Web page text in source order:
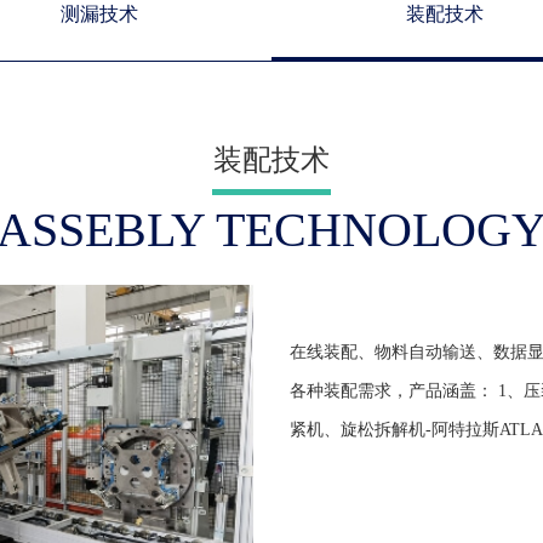
测漏技术 装配技术
装配技术
在线装配、物料自动输送、数据
各种装配需求，产品涵盖： 1、
紧机、旋松拆解机-阿特拉斯